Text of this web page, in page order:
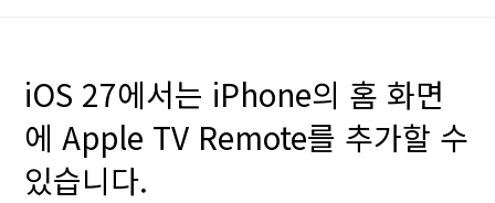
iOS 27에서는 iPhone의 홈 화면
에 Apple TV Remote를 추가할 수
있습니다.